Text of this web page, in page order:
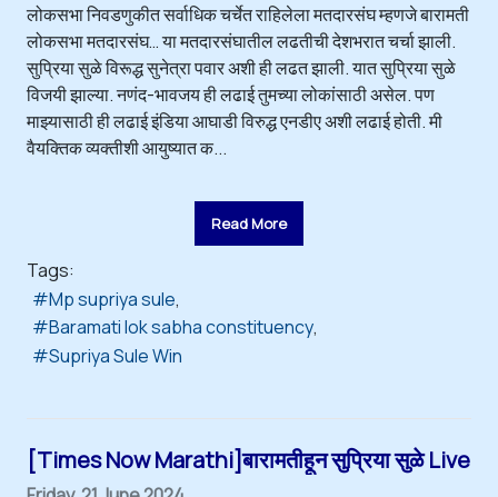
लोकसभा निवडणुकीत सर्वाधिक चर्चेत राहिलेला मतदारसंघ म्हणजे बारामती
लोकसभा मतदारसंघ… या मतदारसंघातील लढतीची देशभरात चर्चा झाली.
सुप्रिया सुळे विरूद्ध सुनेत्रा पवार अशी ही लढत झाली. यात सुप्रिया सुळे
विजयी झाल्या. नणंद-भावजय ही लढाई तुमच्या लोकांसाठी असेल. पण
माझ्यासाठी ही लढाई इंडिया आघाडी विरुद्ध एनडीए अशी लढाई होती. मी
वैयक्तिक व्यक्तीशी आयुष्यात क...
Read More
Tags:
Mp supriya sule
Baramati lok sabha constituency
Supriya Sule Win
[Times Now Marathi]बारामतीहून सुप्रिया सुळे Live